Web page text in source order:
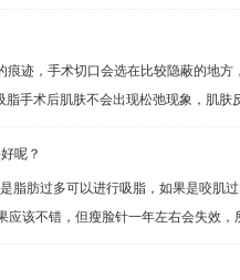
，手术切口会选在比较隐蔽的地方
术后肌肤不会出现松弛现象，肌肤
呢？
肪过多可以进行吸脂，如果是咬肌过
应该不错，但瘦脸针一年左右会失效，